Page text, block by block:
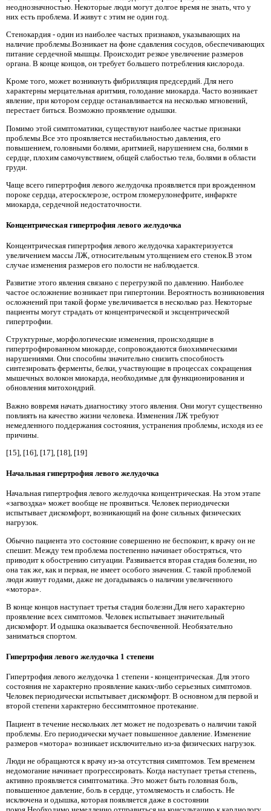
неоднозначностью. Некоторые люди могут долгое время не знать, что у
них есть проблема. И живут с этим не один год.
Стенокардия - один из наиболее частых признаков, указывающих на
наличие проблемы.Возникает на фоне сдавления сосудов, обеспечивающих
питание сердечной мышцы. Происходит резкое увеличение размеров
органа. В конце концов, он требует большего потребления кислорода.
Кроме того, может возникнуть фибрилляция предсердий. Для него
характерны мерцательная аритмия, голодание миокарда. Часто возникает
явление, при котором сердце останавливается на несколько мгновений,
перестает биться. Возможно проявление одышки.
Помимо этой симптоматики, существуют наиболее частые признаки
проблемы.Все это проявляется нестабильностью давления, его
повышением, головными болями, аритмией, нарушением сна, болями в
сердце, плохим самочувствием, общей слабостью тела, болями в области
груди.
Чаще всего гипертрофия левого желудочка проявляется при врожденном
пороке сердца, атеросклерозе, остром гломерулонефрите, инфаркте
миокарда, сердечной недостаточности.
Концентрическая гипертрофия левого желудочка
Концентрическая гипертрофия левого желудочка характеризуется
увеличением массы ЛЖ, относительным утолщением его стенок.В этом
случае изменения размеров его полости не наблюдается.
Развитие этого явления связано с перегрузкой по давлению. Наиболее
частое осложнение возникает при гипертонии. Вероятность возникновения
осложнений при такой форме увеличивается в несколько раз. Некоторые
пациенты могут страдать от концентрической и эксцентрической
гипертрофии.
Структурные, морфологические изменения, происходящие в
гипертрофированном миокарде, сопровождаются биохимическими
нарушениями. Они способны значительно снизить способность
синтезировать ферменты, белки, участвующие в процессах сокращения
мышечных волокон миокарда, необходимые для функционирования и
обновления митохондрий.
Важно вовремя начать диагностику этого явления. Они могут существенно
повлиять на качество жизни человека. Изменения ЛЖ требуют
немедленного поддержания состояния, устранения проблемы, исходя из ее
причины.
[15], [16], [17], [18], [19]
Начальная гипертрофия левого желудочка
Начальная гипертрофия левого желудочка концентрическая. На этом этапе
«загвоздка» может вообще не проявиться. Человек периодически
испытывает дискомфорт, возникающий на фоне сильных физических
нагрузок.
Обычно пациента это состояние совершенно не беспокоит, к врачу он не
спешит. Между тем проблема постепенно начинает обостряться, что
приводит к обострению ситуации. Развивается вторая стадия болезни, но
она так же, как и первая, не имеет особого значения. С такой проблемой
люди живут годами, даже не догадываясь о наличии увеличенного
«мотора».
В конце концов наступает третья стадия болезни.Для него характерно
проявление всех симптомов. Человек испытывает значительный
дискомфорт. И одышка оказывается беспочвенной. Необязательно
заниматься спортом.
Гипертрофия левого желудочка 1 степени
Гипертрофия левого желудочка 1 степени - концентрическая. Для этого
состояния не характерно проявление каких-либо серьезных симптомов.
Человек периодически испытывает дискомфорт. В основном для первой и
второй степени характерно бессимптомное протекание.
Пациент в течение нескольких лет может не подозревать о наличии такой
проблемы. Его периодически мучает повышенное давление. Изменение
размеров «мотора» возникает исключительно из-за физических нагрузок.
Люди не обращаются к врачу из-за отсутствия симптомов. Тем временем
недомогание начинает прогрессировать. Когда наступает третья степень,
активно проявляется симптоматика. Это может быть головная боль,
повышенное давление, боль в сердце, утомляемость и слабость. Не
исключена и одышка, которая появляется даже в состоянии